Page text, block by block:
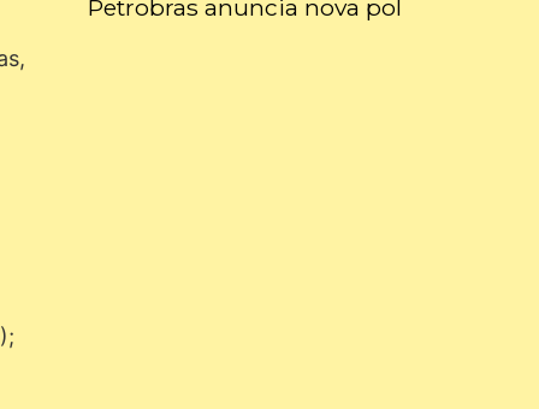
Petrobras anuncia nova política de